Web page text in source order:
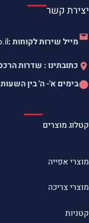
יצירת קשר
מייל שירות לקוחות :
כתובתינו : שדרות הרכס 35 מודיעין מכבים
בימים א'- ה' בין השעות
קטלוג מוצרים
מוצרי אפייה
מוצרי צריכה
קטניות